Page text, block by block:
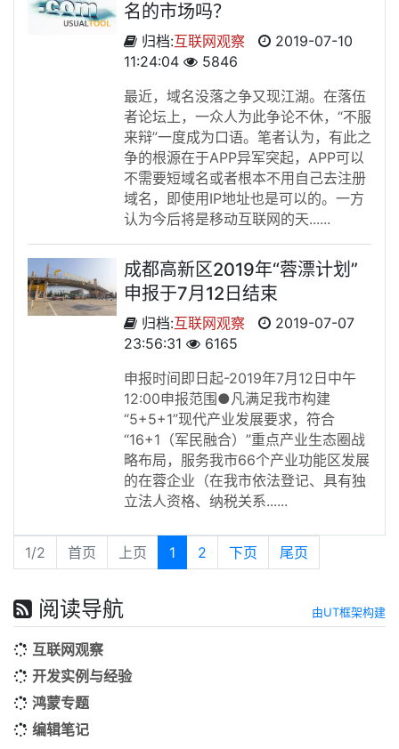
名的市场吗？
归档:互联网观察
2019-07-10
11:24:04
5846
最近，域名没落之争又现江湖。在落伍
者论坛上，一众人为此争论不休，“不服
来辩”一度成为口语。笔者认为，有此之
争的根源在于APP异军突起，APP可以
不需要短域名或者根本不用自己去注册
域名，即使用IP地址也是可以的。一方
认为今后将是移动互联网的天......
成都高新区2019年“蓉漂计划”
申报于7月12日结束
归档:互联网观察
2019-07-07
23:56:31
6165
申报时间即日起-2019年7月12日中午
12:00申报范围●凡满足我市构建
“5+5+1”现代产业发展要求，符合
“16+1（军民融合）”重点产业生态圈战
略布局，服务我市66个产业功能区发展
的在蓉企业（在我市依法登记、具有独
立法人资格、纳税关系......
1/2 首页 上页 1 2 下页 尾页
阅读导航 由UT框架构建
互联网观察
开发实例与经验
鸿蒙专题
编辑笔记